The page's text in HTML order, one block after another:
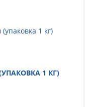
1 КГ)